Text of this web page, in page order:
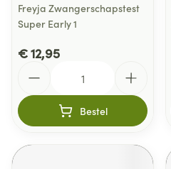
Freyja Zwangerschapstest
Super Early 1
€ 12,95
Bestel